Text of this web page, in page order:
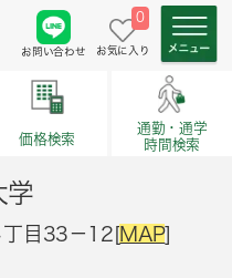
お問い合わせ
0
お気に入り
価格検索
通勤・通学
時間検索
学
丁目33－12[MAP]